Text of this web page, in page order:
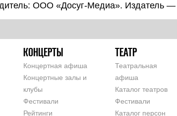
ООО «Досуг-Медиа». Издатель
КОНЦЕРТЫ
Концертная афиша
Концертные залы и
клубы
Фестивали
Рейтинги
ТЕАТР
Театральная
афиша
Каталог театров
Фестивали
Каталог персон